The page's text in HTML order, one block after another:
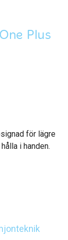
Plus
för lägre
i handen.